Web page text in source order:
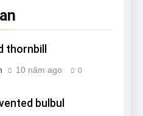
thornbill
10 năm ago 0
bulbul